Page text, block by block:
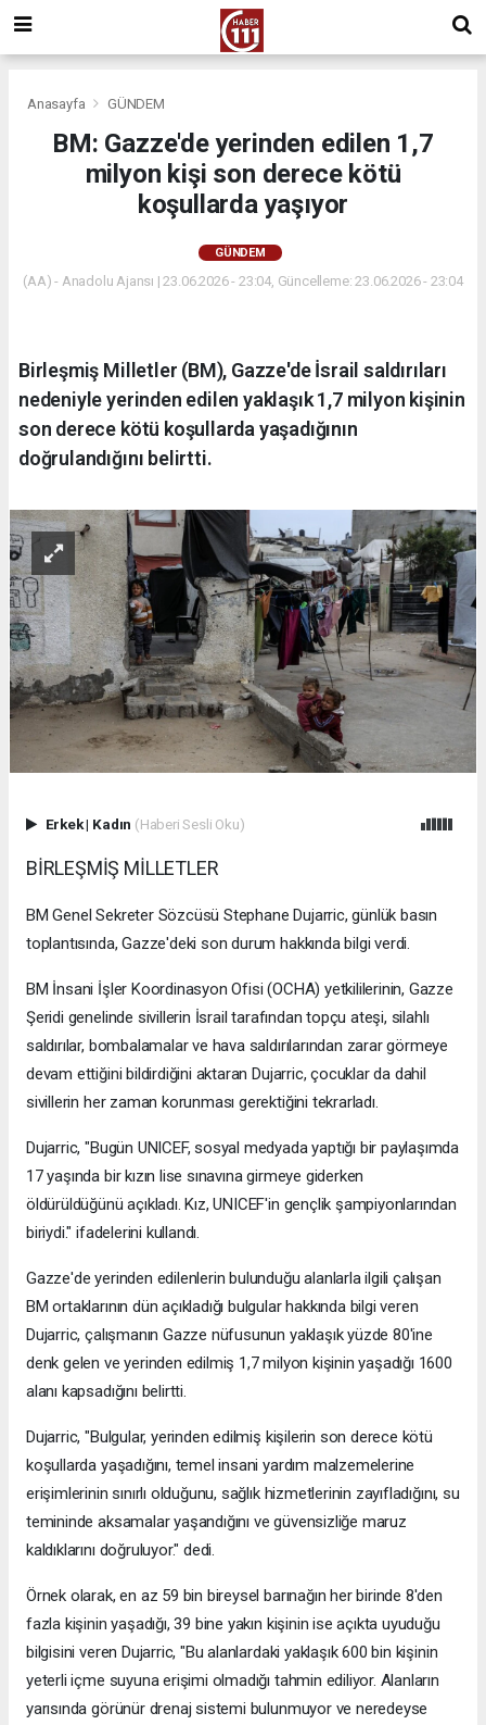
Anasayfa GÜNDEM
BM: Gazze'de yerinden edilen 1,7
milyon kişi son derece kötü
koşullarda yaşıyor
GÜNDEM
(AA) - Anadolu Ajansı | 23.06.2026 - 23:04, Güncelleme: 23.06.2026 - 23:04
Birleşmiş Milletler (BM), Gazze'de İsrail saldırıları
nedeniyle yerinden edilen yaklaşık 1,7 milyon kişinin
son derece kötü koşullarda yaşadığının
doğrulandığını belirtti.
Erkek| Kadın (Haberi Sesli Oku)
BİRLEŞMİŞ MİLLETLER
BM Genel Sekreter Sözcüsü Stephane Dujarric, günlük basın
toplantısında, Gazze'deki son durum hakkında bilgi verdi.
BM İnsani İşler Koordinasyon Ofisi (OCHA) yetkililerinin, Gazze
Şeridi genelinde sivillerin İsrail tarafından topçu ateşi, silahlı
saldırılar, bombalamalar ve hava saldırılarından zarar görmeye
devam ettiğini bildirdiğini aktaran Dujarric, çocuklar da dahil
sivillerin her zaman korunması gerektiğini tekrarladı.
Dujarric, "Bugün UNICEF, sosyal medyada yaptığı bir paylaşımda
17 yaşında bir kızın lise sınavına girmeye giderken
öldürüldüğünü açıkladı. Kız, UNICEF'in gençlik şampiyonlarından
biriydi." ifadelerini kullandı.
Gazze'de yerinden edilenlerin bulunduğu alanlarla ilgili çalışan
BM ortaklarının dün açıkladığı bulgular hakkında bilgi veren
Dujarric, çalışmanın Gazze nüfusunun yaklaşık yüzde 80'ine
denk gelen ve yerinden edilmiş 1,7 milyon kişinin yaşadığı 1600
alanı kapsadığını belirtti.
Dujarric, "Bulgular, yerinden edilmiş kişilerin son derece kötü
koşullarda yaşadığını, temel insani yardım malzemelerine
erişimlerinin sınırlı olduğunu, sağlık hizmetlerinin zayıfladığını, su
temininde aksamalar yaşandığını ve güvensizliğe maruz
kaldıklarını doğruluyor." dedi.
Örnek olarak, en az 59 bin bireysel barınağın her birinde 8'den
fazla kişinin yaşadığı, 39 bine yakın kişinin ise açıkta uyuduğu
bilgisini veren Dujarric, "Bu alanlardaki yaklaşık 600 bin kişinin
yeterli içme suyuna erişimi olmadığı tahmin ediliyor. Alanların
yarısında görünür drenaj sistemi bulunmuyor ve neredeyse